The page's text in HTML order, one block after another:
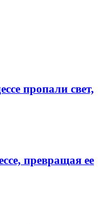
пропали свет,
превращая ее